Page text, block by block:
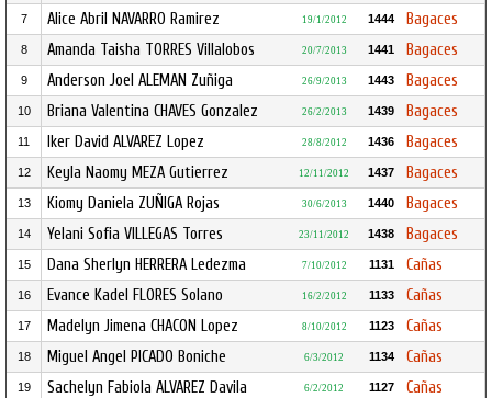
7 Alice Abril NAVARRO Ramirez 19/1/2012 1444 Bagaces
8 Amanda Taisha TORRES Villalobos 20/7/2013 1441 Bagaces
9 Anderson Joel ALEMAN Zuñiga 26/9/2013 1443 Bagaces
10 Briana Valentina CHAVES Gonzalez 26/2/2013 1439 Bagaces
11 Iker David ALVAREZ Lopez 28/8/2012 1436 Bagaces
12 Keyla Naomy MEZA Gutierrez 12/11/2012 1437 Bagaces
13 Kiomy Daniela ZUÑIGA Rojas 30/6/2013 1440 Bagaces
14 Yelani Sofia VILLEGAS Torres 23/11/2012 1438 Bagaces
15 Dana Sherlyn HERRERA Ledezma 7/10/2012 1131 Cañas
16 Evance Kadel FLORES Solano 16/2/2012 1133 Cañas
17 Madelyn Jimena CHACON Lopez 8/10/2012 1123 Cañas
18 Miguel Angel PICADO Boniche 6/3/2012 1134 Cañas
19 Sachelyn Fabiola ALVAREZ Davila 6/2/2012 1127 Cañas